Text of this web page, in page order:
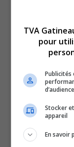
Chez les
s’amorce.
Sous la bannière
leur expertise
routes et les
Bien qu’ils
les négociations
notamment en
(qui aurait été
TVA
pour
Publicités
Stocker
appareil
En savoir